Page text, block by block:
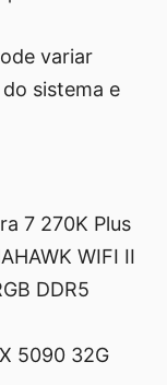
variar
sistema e
7 270K Plus
WIFI II
DDR5
5090 32G